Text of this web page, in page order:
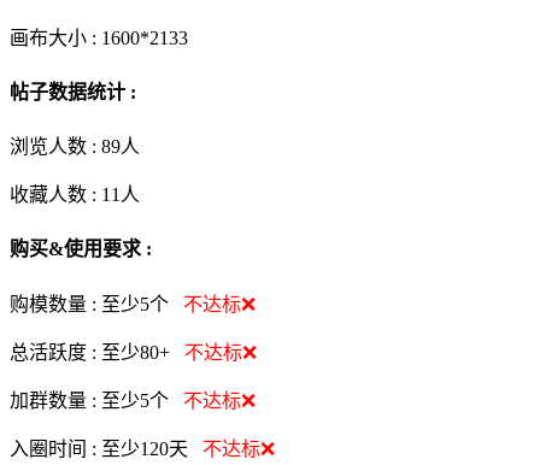
画布大小 : 1600*2133
帖子数据统计 :
浏览人数 : 89人
收藏人数 : 11 人
购买&使用要求 :
购模数量 : 至少5个 不达标❌
总活跃度 : 至少80+ 不达标❌
加群数量 : 至少5个 不达标❌
入圈时间 : 至少120天 不达标❌